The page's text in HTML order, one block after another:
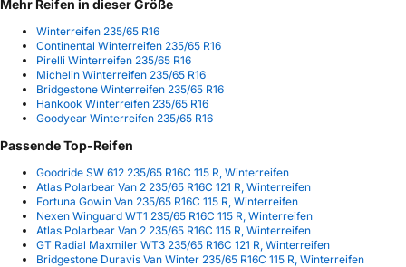
Mehr Reifen in dieser Größe
Winterreifen 235/65 R16
Continental Winterreifen 235/65 R16
Pirelli Winterreifen 235/65 R16
Michelin Winterreifen 235/65 R16
Bridgestone Winterreifen 235/65 R16
Hankook Winterreifen 235/65 R16
Goodyear Winterreifen 235/65 R16
Passende Top-Reifen
Goodride SW 612 235/65 R16C 115 R, Winterreifen
Atlas Polarbear Van 2 235/65 R16C 121 R, Winterreifen
Fortuna Gowin Van 235/65 R16C 115 R, Winterreifen
Nexen Winguard WT1 235/65 R16C 115 R, Winterreifen
Atlas Polarbear Van 2 235/65 R16C 115 R, Winterreifen
GT Radial Maxmiler WT3 235/65 R16C 121 R, Winterreifen
Bridgestone Duravis Van Winter 235/65 R16C 115 R, Winterreifen